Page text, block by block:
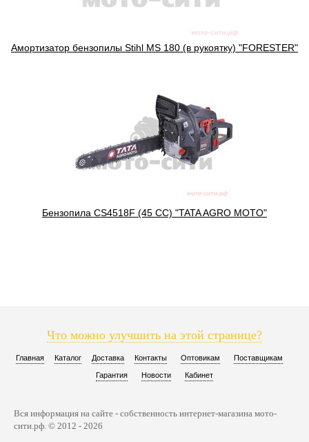
Амортизатор бензопилы Stihl MS 180 (в рукоятку) "FORESTER"
Бензопила CS4518F (45 СС) "TATA AGRO MOTO"
Что можно улучшить на этой странице?
Главная Каталог Доставка Контакты Оптовикам Поставщикам
Гарантия Новости Кабинет
Вся информация на сайте - собственность интернет-магазина мото-
сити.рф. © 2012 - 2026